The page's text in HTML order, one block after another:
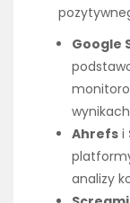
Google
Ahrefs i
analizy